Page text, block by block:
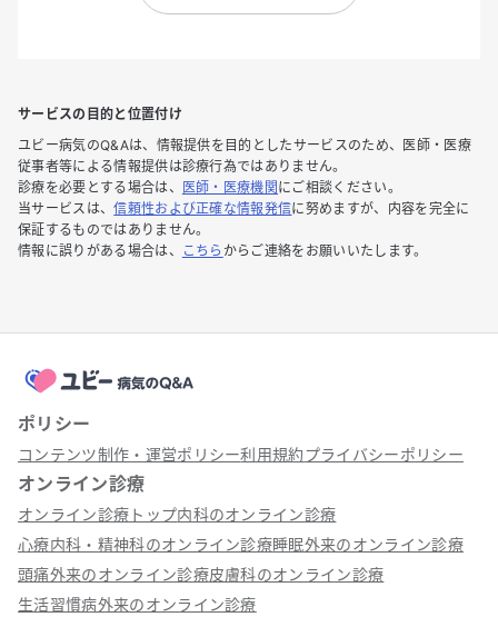
サービスの目的と位置付け
ユビー病気のQ&Aは、情報提供を目的としたサービスのため、医師・医療
従事者等による情報提供は診療行為ではありません。
診療を必要とする場合は、
医師・医療機関 にご相談ください。
当サービスは、信頼性および正確な情報発信に努めますが、内容を完全に
保証するものではありません。
情報に誤りがある場合は、
こちら からご連絡をお願いいたします。
ポリシー
コンテンツ制作・運営ポリシー利用規約プライバシーポリシー
オンライン診療
オンライン診療トップ内科のオンライン診療
心療内科・精神科のオンライン診療睡眠外来のオンライン診療
頭痛外来のオンライン診療皮膚科のオンライン診療
生活習慣病外来のオンライン診療